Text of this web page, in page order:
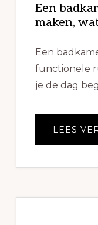
Een
maken,
Een
functionele
je de dag
LEES